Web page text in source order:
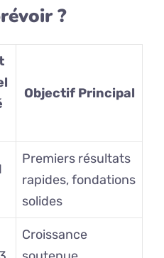
?
Objectif Principal
Premiers résultats
rapides, fondations
solides
Croissance